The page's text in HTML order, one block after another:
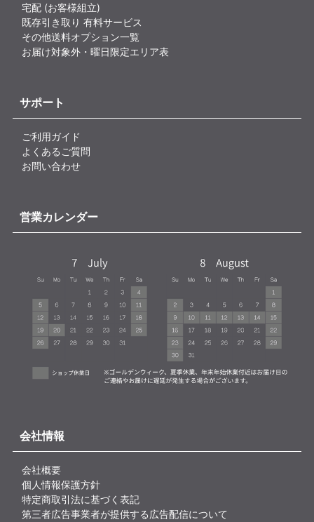
宅配 (お客様組立)
既存引き取り 有料サービス
その他送料オプション一覧
お届け対象外・曜日限定エリア表
サポート
ご利用ガイド
よくあるご質問
お問い合わせ
営業カレンダー
会社情報
会社概要
個人情報保護方針
特定商取引法に基づく表記
第三者広告事業者が提供する広告配信について